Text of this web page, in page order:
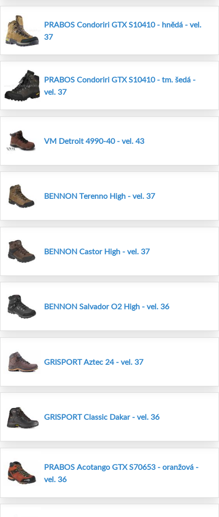
PRABOS Condoriri GTX S10410 - hnědá - vel.
37
PRABOS Condoriri GTX S10410 - tm. šedá -
vel. 37
VM Detroit 4990-40 - vel. 43
BENNON Terenno High - vel. 37
BENNON Castor High - vel. 37
BENNON Salvador O2 High - vel. 36
GRISPORT Aztec 24 - vel. 37
GRISPORT Classic Dakar - vel. 36
PRABOS Acotango GTX S70653 - oranžová -
vel. 36